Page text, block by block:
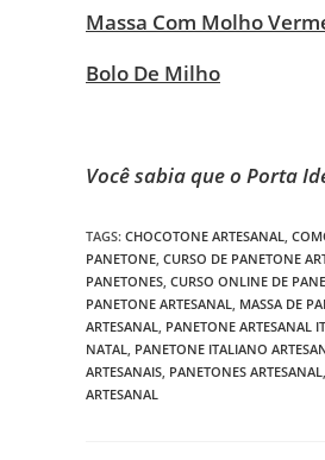
Massa Com Molho
Bolo De Milho
Você sabia que o Porta
TAGS: CHOCOTONE ARTESANAL,
PANETONE, CURSO DE PANETONE
PANETONES, CURSO ONLINE DE
PANETONE ARTESANAL, MASSA DE
ARTESANAL, PANETONE ARTESANAL
NATAL, PANETONE ITALIANO
ARTESANAIS, PANETONES ARTESANAL,
ARTESANAL